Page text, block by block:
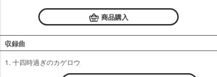
商品購入
収録曲
1. 十四時過ぎのカゲロウ